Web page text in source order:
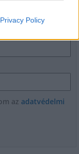
Privacy Policy
az adatvédelmi